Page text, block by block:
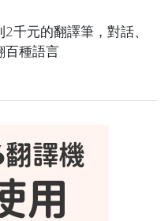
千元的翻譯筆，對話、
百種語言